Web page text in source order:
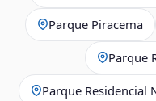
Parque Piracema
Parque
Parque Residencial